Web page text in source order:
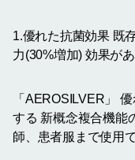
1.優れた抗菌効果 既
力(30%増加) 効果があ
「AEROSILVER」
する 新概念複合機能
師、患者服まで使用